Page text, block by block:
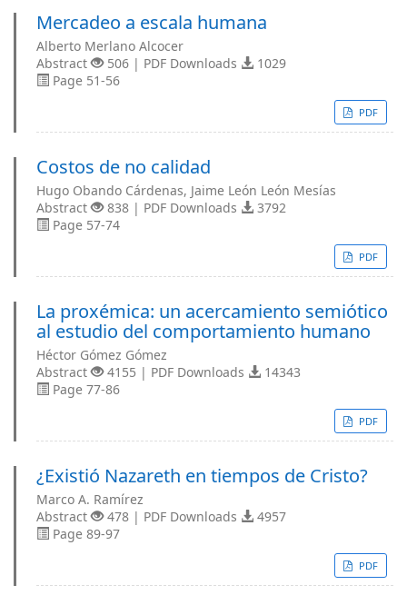
Mercadeo a escala humana
Alberto Merlano Alcocer
Abstract
506 | PDF Downloads
1029
Page 51-56
PDF
Costos de no calidad
Hugo Obando Cárdenas, Jaime León León Mesías
Abstract
838 | PDF Downloads
3792
Page 57-74
PDF
La proxémica: un acercamiento semiótico
al estudio del comportamiento humano
Héctor Gómez Gómez
Abstract
4155 | PDF Downloads
14343
Page 77-86
PDF
¿Existió Nazareth en tiempos de Cristo?
Marco A. Ramírez
Abstract
478 | PDF Downloads
4957
Page 89-97
PDF